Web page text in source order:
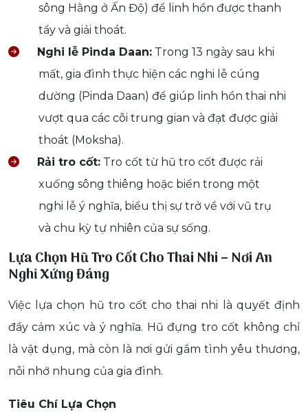
sông Hằng ở Ấn Độ) để linh hồn được thanh
tẩy và giải thoát.
Nghi lễ Pinda Daan: Trong 13 ngày sau khi
mất, gia đình thực hiện các nghi lễ cúng
dường (Pinda Daan) để giúp linh hồn thai nhi
vượt qua các cõi trung gian và đạt được giải
thoát (Moksha).
Rải tro cốt: Tro cốt từ hũ tro cốt được rải
xuống sông thiêng hoặc biển trong một
nghi lễ ý nghĩa, biểu thị sự trở về với vũ trụ
và chu kỳ tự nhiên của sự sống.
Lựa Chọn Hũ Tro Cốt Cho Thai Nhi – Nơi An
Nghỉ Xứng Đáng
Việc lựa chọn hũ tro cốt cho thai nhi là quyết định
đầy cảm xúc và ý nghĩa. Hũ đựng tro cốt không chỉ
là vật dụng, mà còn là nơi gửi gắm tình yêu thương,
nỗi nhớ nhung của gia đình.
Tiêu Chí Lựa Chọn